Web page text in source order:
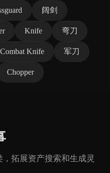
阔剑
Knife 弯刀
Combat Knife 军刀
Chopper
拓展资产搜索和生成灵